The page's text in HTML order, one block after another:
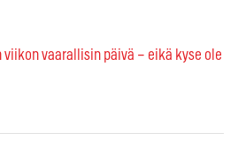
viikon vaarallisin päivä – eikä kyse ole